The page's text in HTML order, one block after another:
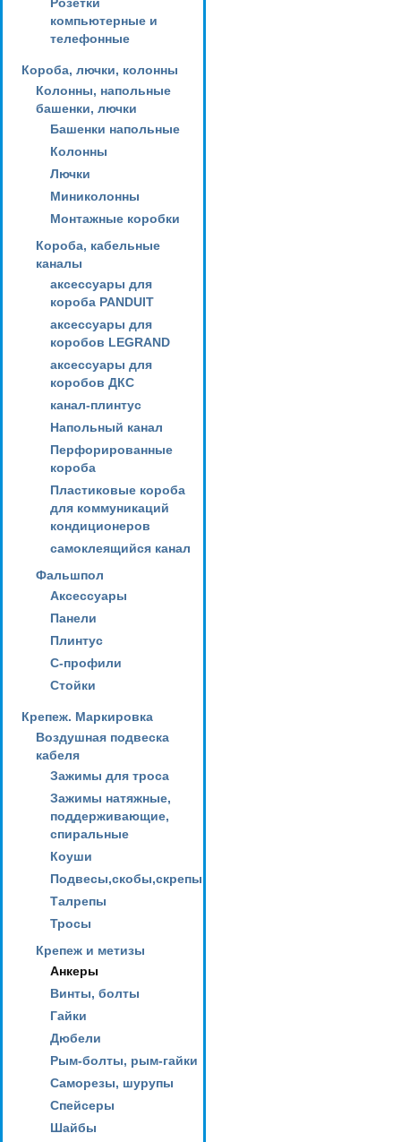
компьютерные и
телефонные
Короба, лючки, колонны
Колонны, напольные
башенки, лючки
Башенки напольные
Колонны
Лючки
Миниколонны
Монтажные коробки
Короба, кабельные
каналы
аксессуары для
короба PANDUIT
аксессуары для
коробов LEGRAND
аксессуары для
коробов ДКС
канал-плинтус
Напольный канал
Перфорированные
короба
Пластиковые короба
для коммуникаций
кондиционеров
самоклеящийся канал
Фальшпол
Аксессуары
Панели
Плинтус
С-профили
Стойки
Крепеж. Маркировка
Воздушная подвеска
кабеля
Зажимы для троса
Зажимы натяжные,
поддерживающие,
спиральные
Коуши
Подвесы,скобы,скрепы
Талрепы
Тросы
Крепеж и метизы
Анкеры
Винты, болты
Гайки
Дюбели
Рым-болты, рым-гайки
Саморезы, шурупы
Спейсеры
Шайбы